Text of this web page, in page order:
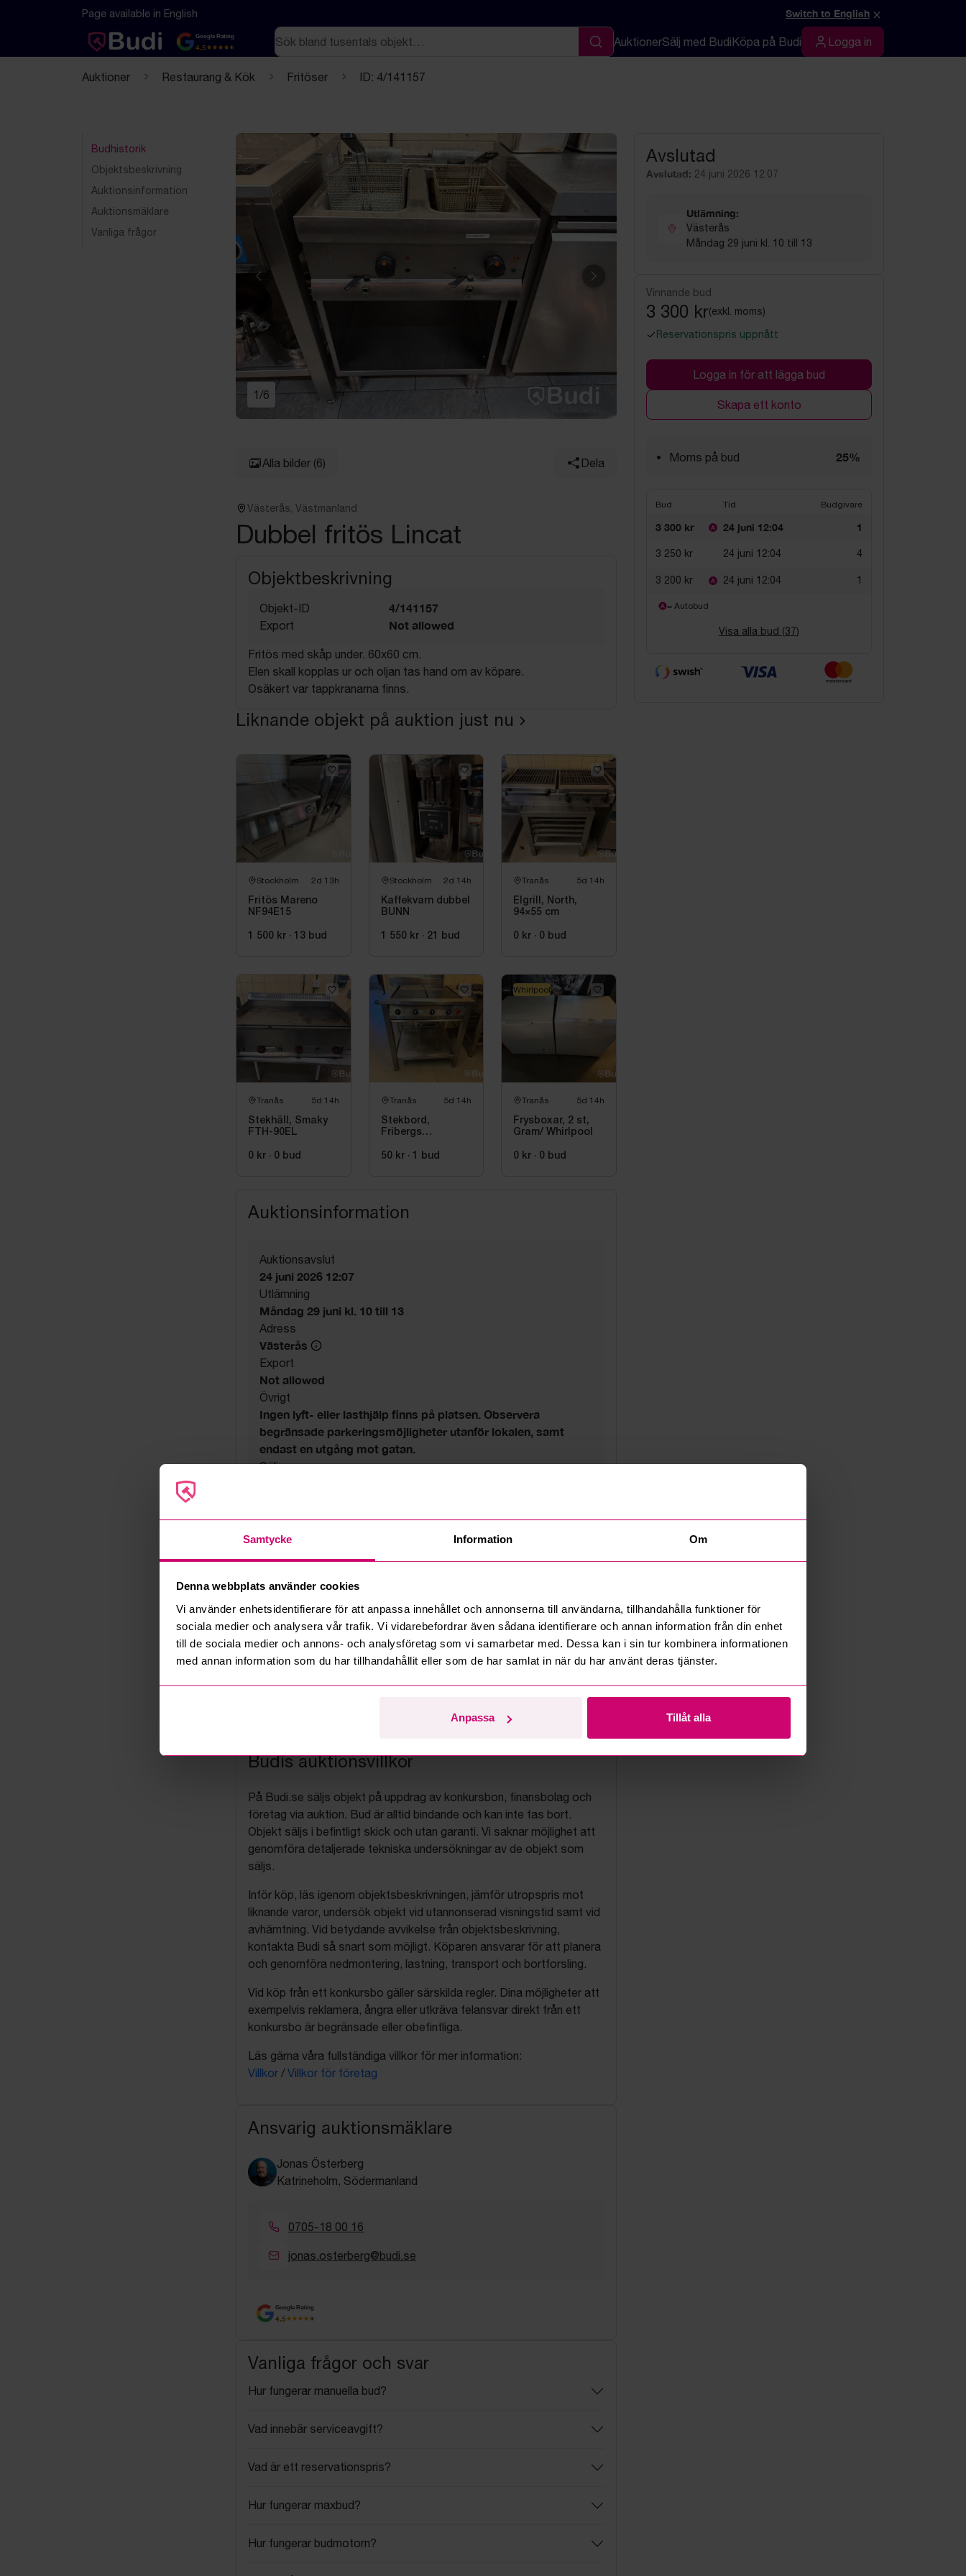
Samtycke Information Om
Denna webbplats använder cookies
Vi använder enhetsidentifierare för att anpassa innehållet och annonserna till användarna, tillhandahålla funktioner för
sociala medier och analysera vår trafik. Vi vidarebefordrar även sådana identifierare och annan information från din enhet
till de sociala medier och annons- och analysföretag som vi samarbetar med. Dessa kan i sin tur kombinera informationen
med annan information som du har tillhandahållit eller som de har samlat in när du har använt deras tjänster.
Anpassa Tillåt alla
Hoppa till innehåll
Textbaserad (markdown) version av denna sida
Page available in English Switch to English ×
Google Rating
4.5
Sök
Sök
AuktionerSälj med BudiKöpa på Budi Logga in
Logga in
Auktioner Restaurang & Kök Fritöser ID: 4/141157
Budhistorik
Objektsbeskrivning
Auktionsinformation
Auktionsmäklare
Vanliga frågor
Föregående Nästa
1 /6
Alla bilder (6) Dela
Västerås, Västmanland
Dubbel fritös Lincat
Objektbeskrivning
Objekt-ID 4/141157
Export Not allowed
Fritös med skåp under. 60x60 cm.
Elen skall kopplas ur och oljan tas hand om av köpare.
Osäkert var tappkranarna finns.
Liknande objekt på auktion just nu
Stockholm 2d 13h
Fritös Mareno
NF94E15
1 500 kr · 13 bud
Stockholm 2d 14h
Kaffekvarn dubbel
BUNN
1 550 kr · 21 bud
Tranås 5d 14h
Elgrill, North,
94×55 cm
0 kr · 0 bud
Tranås 5d 14h
Stekhäll, Smaky
FTH-90EL
0 kr · 0 bud
Tranås 5d 14h
Stekbord,
Fribergs
zoner
50 kr · 1 bud
Tranås 5d 14h
Frysboxar, 2 st,
Gram/ Whirlpool
0 kr · 0 bud
Whirlpool
Auktionsinformation
Auktionsavslut
24 juni 2026 12:07
Utlämning
Måndag 29 juni kl. 10 till 13
Adress
Västerås
Export
Not allowed
Övrigt
Ingen lyft- eller lasthjälp finns på platsen. Observera
begränsade parkeringsmöjligheter utanför lokalen, samt
endast en utgång mot gatan.
Säljare
Budis auktionsvillkor
På Budi.se säljs objekt på uppdrag av konkursbon, finansbolag och
företag via auktion. Bud är alltid bindande och kan inte tas bort.
Objekt säljs i befintligt skick och utan garanti. Vi saknar möjlighet att
genomföra detaljerade tekniska undersökningar av de objekt som
säljs.
Inför köp, läs igenom objektsbeskrivningen, jämför utropspris mot
liknande varor, undersök objekt vid utannonserad visningstid samt vid
avhämtning. Vid betydande avvikelse från objektsbeskrivning,
kontakta Budi så snart som möjligt. Köparen ansvarar för att planera
och genomföra nedmontering, lastning, transport och bortforsling.
Vid köp från ett konkursbo gäller särskilda regler. Dina möjligheter att
exempelvis reklamera, ångra eller utkräva felansvar direkt från ett
konkursbo är begränsade eller obefintliga.
Läs gärna våra fullständiga villkor för mer information:
Villkor / Villkor för företag
Ansvarig auktionsmäklare
Jonas Österberg
Katrineholm, Södermanland
0705-18 00 16
jonas.osterberg@budi.se
Google Rating
4.5
Vanliga frågor och svar
Hur fungerar manuella bud?
Vad innebär serviceavgift?
Vad är ett reservationspris?
Hur fungerar maxbud?
Hur fungerar budmotorn?
Avslutad
Avslutad: 24 juni 2026 12:07
Utlämning:
Västerås
Måndag 29 juni kl. 10 till 13
Vinnande bud
3 300 kr(exkl. moms)
Reservationspris uppnått
Logga in för att lägga bud
Skapa ett konto
Moms på bud 25%
Bud Tid Budgivare
3 300 kr 24 juni 12:04 1
3 250 kr 24 juni 12:04 4
3 200 kr 24 juni 12:04 1
= Autobud
Visa alla bud (37)